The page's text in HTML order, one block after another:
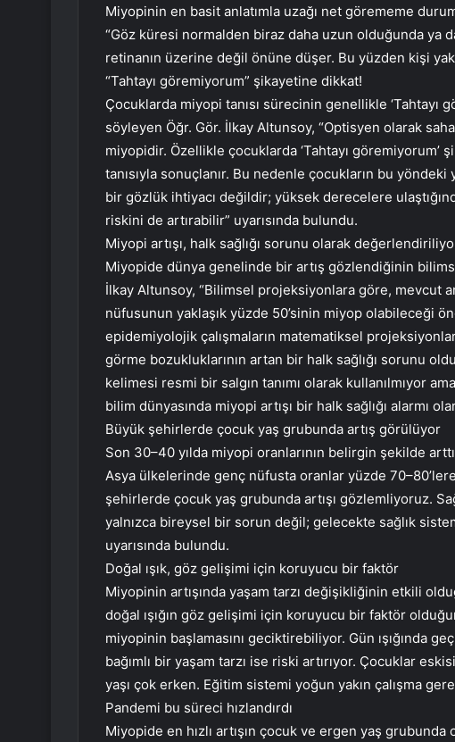
Miyopinin en basit anlatımla uzağı net görememe
“Göz küresi normalden biraz daha uzun olduğunda ya da
retinanın üzerine değil önüne düşer. Bu yüzden kişi
“Tahtayı göremiyorum” şikayetine dikkat!
Çocuklarda miyopi tanısı sürecinin genellikle ‘Tahtayı
söyleyen Öğr. Gör. İlkay Altunsoy, “Optisyen olarak
miyopidir. Özellikle çocuklarda ‘Tahtayı
tanısıyla sonuçlanır. Bu nedenle çocukların bu yöndeki
bir gözlük ihtiyacı değildir; yüksek derecelere
riskini de artırabilir” uyarısında bulundu.
Miyopi artışı, halk sağlığı sorunu olarak
Miyopide dünya genelinde bir artış gözlendiğinin
İlkay Altunsoy, “Bilimsel projeksiyonlara göre, mevcut
nüfusunun yaklaşık yüzde 50’sinin miyop olabileceği
epidemiyolojik çalışmaların matematiksel
görme bozukluklarının artan bir halk sağlığı sorunu
kelimesi resmi bir salgın tanımı olarak kullanılmıyor
bilim dünyasında miyopi artışı bir halk sağlığı alarmı
Büyük şehirlerde çocuk yaş grubunda artış görülüyor
Son 30–40 yılda miyopi oranlarının belirgin şekilde
Asya ülkelerinde genç nüfusta oranlar yüzde
şehirlerde çocuk yaş grubunda artışı gözlemliyoruz.
yalnızca bireysel bir sorun değil; gelecekte sağlık
uyarısında bulundu.
Doğal ışık, göz gelişimi için koruyucu bir faktör
Miyopinin artışında yaşam tarzı değişikliğinin etkili
doğal ışığın göz gelişimi için koruyucu bir faktör
miyopinin başlamasını geciktirebiliyor. Gün ışığında
bağımlı bir yaşam tarzı ise riski artırıyor. Çocuklar
yaşı çok erken. Eğitim sistemi yoğun yakın çalışma
Pandemi bu süreci hızlandırdı
Miyopide en hızlı artışın çocuk ve ergen yaş